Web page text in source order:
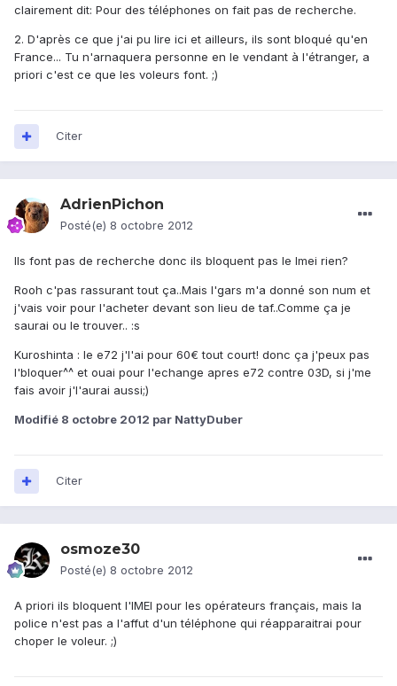
clairement dit: Pour des téléphones on fait pas de recherche.
2. D'après ce que j'ai pu lire ici et ailleurs, ils sont bloqué qu'en
France... Tu n'arnaquera personne en le vendant à l'étranger, a
priori c'est ce que les voleurs font. ;)
Citer
AdrienPichon
Posté(e) 8 octobre 2012
Ils font pas de recherche donc ils bloquent pas le Imei rien?
Rooh c'pas rassurant tout ça..Mais l'gars m'a donné son num et
j'vais voir pour l'acheter devant son lieu de taf..Comme ça je
saurai ou le trouver.. :s
Kuroshinta : le e72 j'l'ai pour 60€ tout court! donc ça j'peux pas
l'bloquer^^ et ouai pour l'echange apres e72 contre 03D, si j'me
fais avoir j'l'aurai aussi;)
Modifié 8 octobre 2012 par NattyDuber
Citer
osmoze30
Posté(e) 8 octobre 2012
A priori ils bloquent l'IMEI pour les opérateurs français, mais la
police n'est pas a l'affut d'un téléphone qui réapparaitrai pour
choper le voleur. ;)